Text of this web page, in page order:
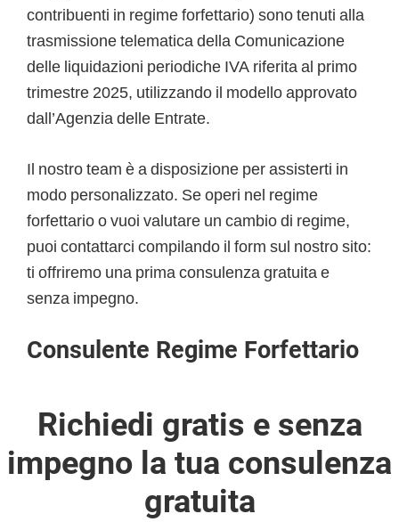
contribuenti in regime forfettario) sono tenuti alla
trasmissione telematica della Comunicazione
delle liquidazioni periodiche IVA riferita al primo
trimestre 2025, utilizzando il modello approvato
dall’Agenzia delle Entrate.
Il nostro team è a disposizione per assisterti in
modo personalizzato. Se operi nel regime
forfettario o vuoi valutare un cambio di regime,
puoi contattarci compilando il form sul nostro sito:
ti offriremo una prima consulenza gratuita e
senza impegno.
Consulente Regime Forfettario
Richiedi gratis e senza
impegno la tua consulenza
gratuita